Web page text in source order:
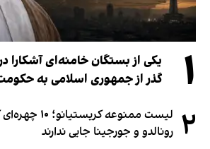
۱
یکی از بستگان خامنه‌ای آشکارا
گذر از جمهوری اسلامی به
۲
لیست ممنوعه
رونالدو و جورجینا جایی ندارند